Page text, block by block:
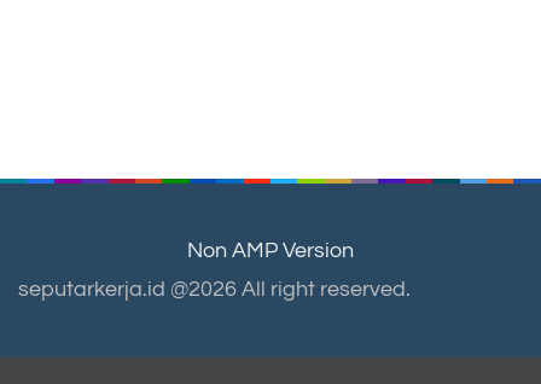
Non AMP Version
seputarkerja.id @2026 All right reserved.